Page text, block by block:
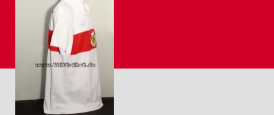
Baumgartl – VfB
Stuttgart – FC Schalke
04 – Sondertrikot
anlässlich zum 125
Jährigem Jubiläum